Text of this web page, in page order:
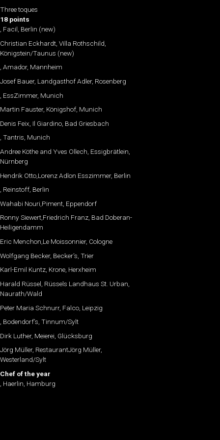
Three toques
18 points
, Facil, Berlin (new)
Christian Eckhardt, Villa Rothschild,
Königstein/Taunus (new)
, Amador, Mannheim
Josef Bauer, Landgasthof Adler, Rosenberg
, EssZimmer, Munich
Martin Fauster, Königshof, Munich
Denis Feix, Il Giardino, Bad Griesbach
, Tantris, Munich
Andree Köthe and Yves Ollech, Essigbrätlein,
Nürnberg
Hendrik Otto,Lorenz Adlon Esszimmer, Berlin
, Reinstoff, Berlin
Wahabi Nouri,Piment, Eppendorf
Ronny Siewert,Friedrich Franz, Bad Doberan-
Heiligendamm
Eric Menchon,Le Moissonnier, Cologne
Wolfgang Becker, Becker’s, Trier
Karl-Emil Kuntz, Krone, Herxheim
Harald Rüssel, Rüssels Landhaus St. Urban,
Naurath/Wald
Peter Maria Schnurr, Falco, Leipzig
, Bodendorf’s, Tinnum/Sylt
Dirk Luther, Meierei, Glücksburg
Jörg Müller, RestaurantJörg Müller,
Westerland/Sylt
Chef of the year
, Haerlin, Hamburg